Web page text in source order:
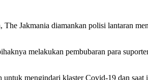
Jakmania diamankan polisi lantaran
melakukan pembubaran para
untuk mengindari klaster Covid-19 dan